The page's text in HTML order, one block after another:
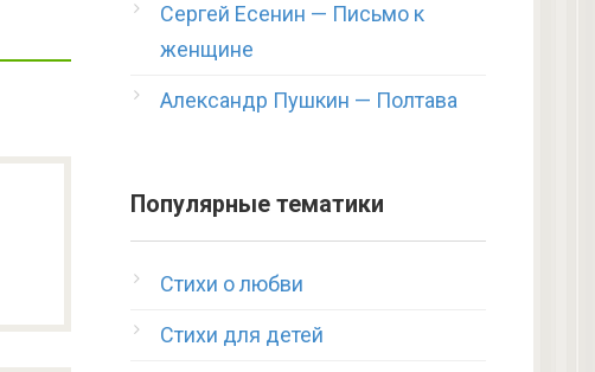
Сергей Есенин — Письмо к
женщине
Александр Пушкин — Полтава
Популярные тематики
Стихи о любви
Стихи для детей